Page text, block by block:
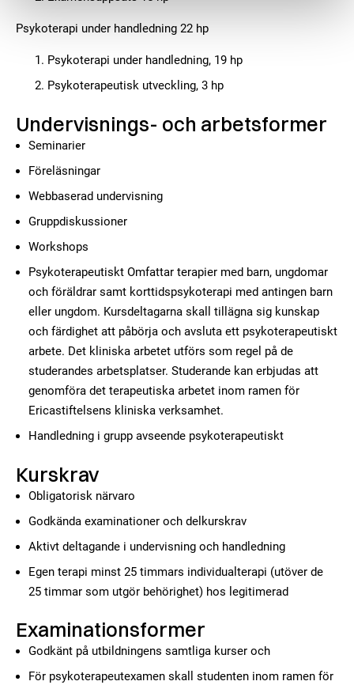
Psykoterapi under handledning 22 hp
Psykoterapi under handledning, 19 hp
Psykoterapeutisk utveckling, 3 hp
Undervisnings- och arbetsformer
Seminarier
Föreläsningar
Webbaserad undervisning
Gruppdiskussioner
Workshops
Psykoterapeutiskt Omfattar terapier med barn, ungdomar
och föräldrar samt korttidspsykoterapi med antingen barn
eller ungdom. Kursdeltagarna skall tillägna sig kunskap
och färdighet att påbörja och avsluta ett psykoterapeutiskt
arbete. Det kliniska arbetet utförs som regel på de
studerandes arbetsplatser. Studerande kan erbjudas att
genomföra det terapeutiska arbetet inom ramen för
Ericastiftelsens kliniska verksamhet.
Handledning i grupp avseende psykoterapeutiskt
Kurskrav
Obligatorisk närvaro
Godkända examinationer och delkurskrav
Aktivt deltagande i undervisning och handledning
Egen terapi minst 25 timmars individualterapi (utöver de
25 timmar som utgör behörighet) hos legitimerad
Examinationsformer
Godkänt på utbildningens samtliga kurser och
För psykoterapeutexamen skall studenten inom ramen för